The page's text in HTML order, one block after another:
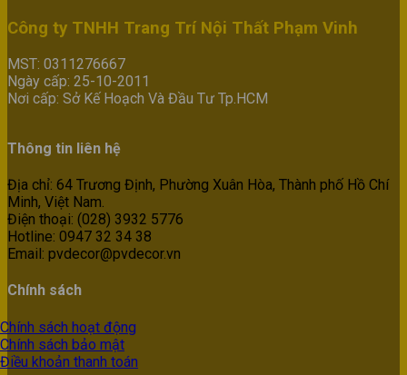
Công ty TNHH Trang Trí Nội Thất Phạm Vinh
MST: 0311276667
Ngày cấp: 25-10-2011
Nơi cấp: Sở Kế Hoạch Và Đầu Tư Tp.HCM
Thông tin liên hệ
Địa chỉ: 64 Trương Định, Phường Xuân Hòa, Thành phố Hồ Chí
Minh, Việt Nam.
Điện thoại: (028) 3932 5776
Hotline: 0947 32 34 38
Email: pvdecor@pvdecor.vn
Chính sách
Chính sách hoạt động
Chính sách bảo mật
Điều khoản thanh toán